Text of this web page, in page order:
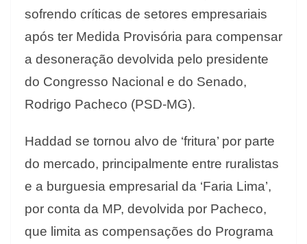
sofrendo críticas de setores empresariais
após ter Medida Provisória para compensar
a desoneração devolvida pelo presidente
do Congresso Nacional e do Senado,
Rodrigo Pacheco (PSD-MG).
Haddad se tornou alvo de ‘fritura’ por parte
do mercado, principalmente entre ruralistas
e a burguesia empresarial da ‘Faria Lima’,
por conta da MP, devolvida por Pacheco,
que limita as compensações do Programa